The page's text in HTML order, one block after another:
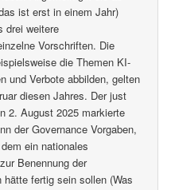
ist erst in einem Jahr)
drei weitere
Vorschriften. Die
die Themen KI-
und Verbote abbilden, gelten
diesen Jahres. Der just
2. August 2025 markierte
der Governance Vorgaben,
ein nationales
Benennung der
hätte fertig sein sollen (Was